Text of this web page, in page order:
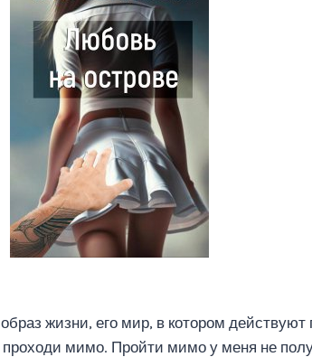
жизни, его мир, в котором действуют
мимо. Пройти мимо у меня не